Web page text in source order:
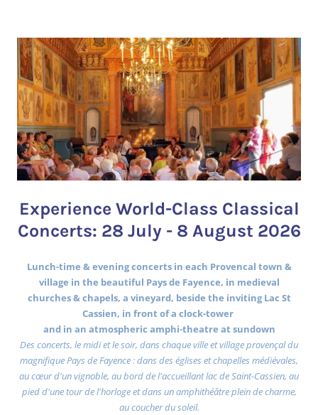
Experience World-Class Classical
Concerts: 28 July - 8 August 2026
Lunch-time & evening concerts in each Provencal town &
village in the beautiful Pays de Fayence, in medieval
churches & chapels, a vineyard, beside the inviting Lac St
Cassien, in front of a clock-tower
and in an atmospheric amphi-theatre at sundown
Des concerts, le midi et le soir, dans chaque ville et village provençal du
magnifique Pays de Fayence : dans des églises et chapelles médiévales,
au cœur d'un vignoble, au bord de l'accueillant lac de Saint-Cassien, au
pied d'une tour de l'horloge et dans un amphithéâtre plein de charme,
au coucher du soleil.